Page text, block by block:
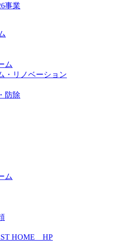
事業
ム
・リノベーション
防除
ム
HOME HP